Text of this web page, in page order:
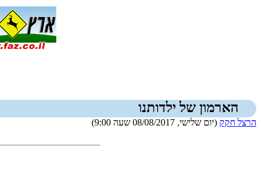
הארמון של ילדותנו
הרצל חקק (יום שלישי, 08/08/2017 שעה 9:00)